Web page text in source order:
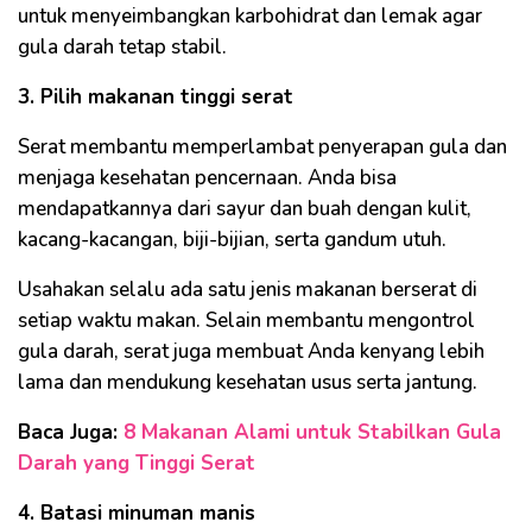
untuk menyeimbangkan karbohidrat dan lemak agar
gula darah tetap stabil.
3. Pilih makanan tinggi serat
Serat membantu memperlambat penyerapan gula dan
menjaga kesehatan pencernaan. Anda bisa
mendapatkannya dari sayur dan buah dengan kulit,
kacang-kacangan, biji-bijian, serta gandum utuh.
Usahakan selalu ada satu jenis makanan berserat di
setiap waktu makan. Selain membantu mengontrol
gula darah, serat juga membuat Anda kenyang lebih
lama dan mendukung kesehatan usus serta jantung.
Baca Juga: 8 Makanan Alami untuk Stabilkan Gula
Darah yang Tinggi Serat
4. Batasi minuman manis